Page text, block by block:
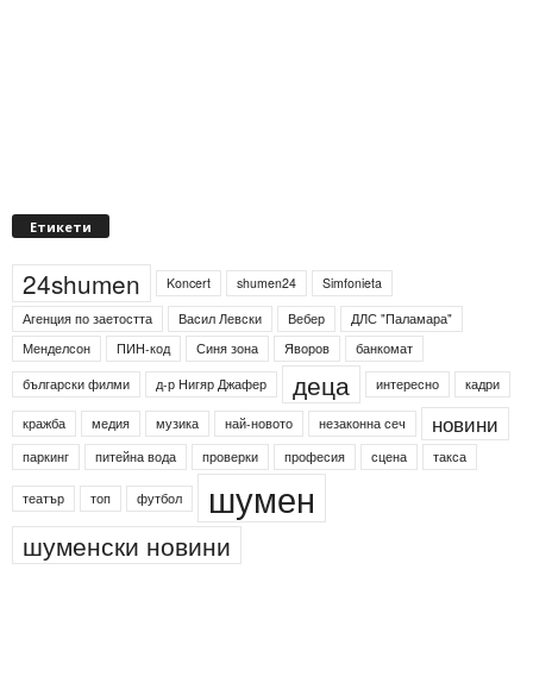
Етикети
24shumen Koncert shumen24
Simfonieta
Агенция по заетостта
Васил Левски Вебер
ДЛС "Паламара"
Менделсон
ПИН-код Синя зона Яворов
банкомат
български филми
д-р Нигяр Джафер деца интересно кадри
кражба медия музика най-новото незаконна сеч новини
паркинг питейна вода проверки професия сцена такса
театър топ футбол шумен
шуменски новини